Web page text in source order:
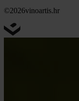
©2026vinoartis.hr